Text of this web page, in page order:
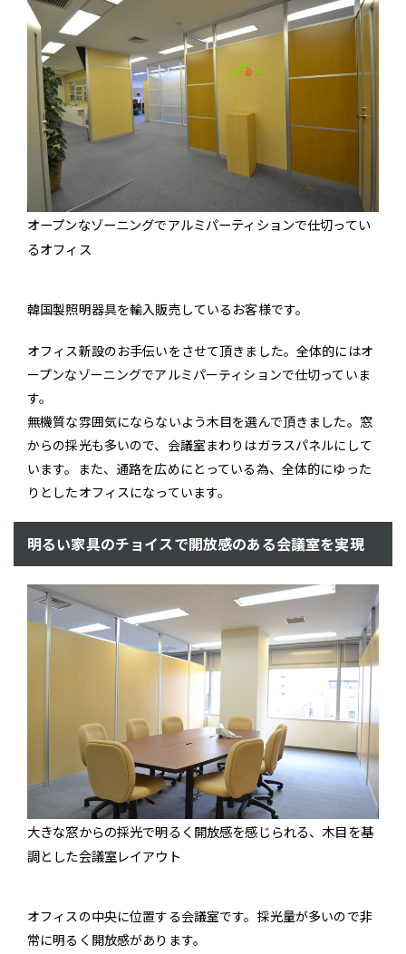
オープンなゾーニングでアルミパーティションで仕切ってい
るオフィス
韓国製照明器具を輸入販売しているお客様です。
オフィス新設のお手伝いをさせて頂きました。全体的にはオ
ープンなゾーニングでアルミパーティションで仕切っていま
す。
無機質な雰囲気にならないよう木目を選んで頂きました。窓
からの採光も多いので、会議室まわりはガラスパネルにして
います。また、通路を広めにとっている為、全体的にゆった
りとしたオフィスになっています。
明るい家具のチョイスで開放感のある会議室を実現
大きな窓からの採光で明るく開放感を感じられる、木目を基
調とした会議室レイアウト
オフィスの中央に位置する会議室です。採光量が多いので非
常に明るく開放感があります。